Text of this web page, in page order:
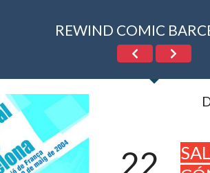
REWIND COMIC
22